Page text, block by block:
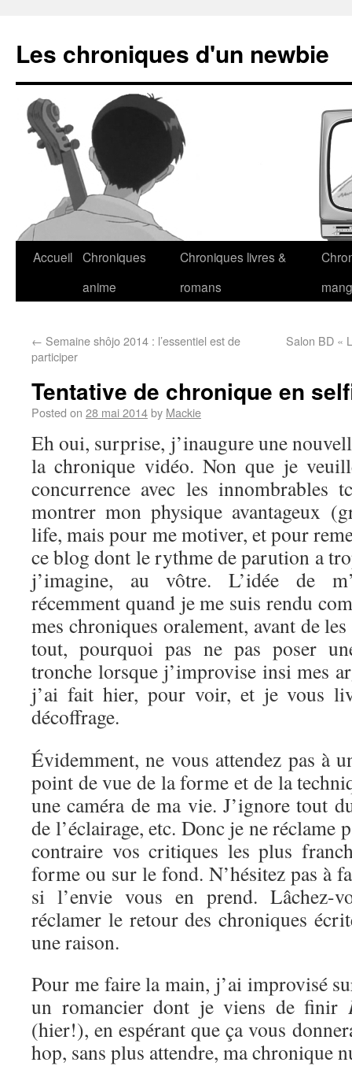
Les chroniques d'un newbie
Accueil Chroniques
anime
Chroniques livres &
romans
← Semaine shôjo 2014 : l’essentiel est de
participer
Salon BD «
Tentative de chronique en
Posted on 28 mai 2014by Mackie
Eh oui, surprise, j’inaugure une
la chronique vidéo. Non que je
concurrence avec les innombrables
montrer mon physique avantageux
life, mais pour me motiver, et pour
ce blog dont le rythme de parution a
j’imagine, au vôtre. L’idée de
récemment quand je me suis rendu
mes chroniques oralement, avant de
tout, pourquoi pas ne pas poser
tronche lorsque j’improvise insi mes
j’ai fait hier, pour voir, et je vous
décoffrage.
Évidemment, ne vous attendez pas à
point de vue de la forme et de la
une caméra de ma vie. J’ignore tout
de l’éclairage, etc. Donc je ne réclame
contraire vos critiques les plus
forme ou sur le fond. N’hésitez pas à
si l’envie vous en prend. Lâchez-
réclamer le retour des chroniques
une raison.
Pour me faire la main, j’ai improvisé
un romancier dont je viens de finir
(hier!), en espérant que ça vous
hop, sans plus attendre, ma chronique